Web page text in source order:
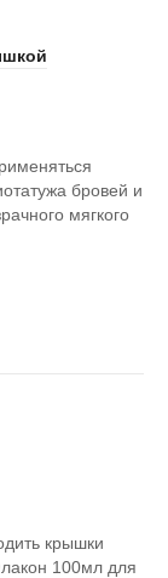
бровей и
мягкого
крышки
100мл для